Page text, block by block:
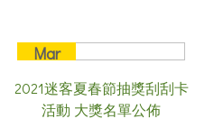
Mar
2021
2021迷客夏春節抽獎刮刮卡
活動 大獎名單公佈